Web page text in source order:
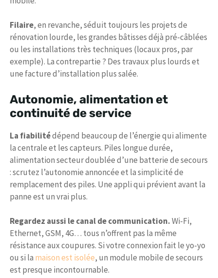
Filaire, en revanche, séduit toujours les projets de
rénovation lourde, les grandes bâtisses déjà pré-câblées
ou les installations très techniques (locaux pros, par
exemple). La contrepartie ? Des travaux plus lourds et
une facture d’installation plus salée.
Autonomie, alimentation et
continuité de service
La fiabilitédépend beaucoup de l’énergie qui alimente
la centrale et les capteurs. Piles longue durée,
alimentation secteur doublée d’une batterie de secours
: scrutez l’autonomie annoncée et la simplicité de
remplacement des piles. Une appli qui prévient avant la
panne est un vrai plus.
Regardez aussi le canal de communication.Wi-Fi,
Ethernet, GSM, 4G… tous n’offrent pas la même
résistance aux coupures. Si votre connexion fait le yo-yo
ou si la maison est isolée, un module mobile de secours
est presque incontournable.